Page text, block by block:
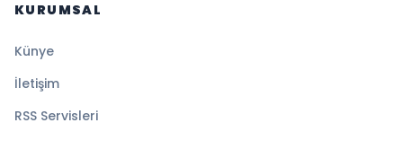
KURUMSAL
Künye
İletişim
RSS Servisleri